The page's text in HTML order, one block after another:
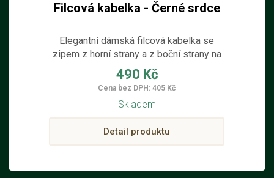
Filcová kabelka - Černé srdce
Elegantní dámská filcová kabelka se
zipem z horní strany a z boční strany na
peněženku. Kabelka je ručně šitá z filcu
ze 100% ovčí vlny s dekorací černého
srdce a s nastavitelným popruhem přes
rameno. Kabelka je vhodná pro věci denní
potřeby.
490 Kč
Cena bez DPH: 405 Kč
Skladem
Detail produktu